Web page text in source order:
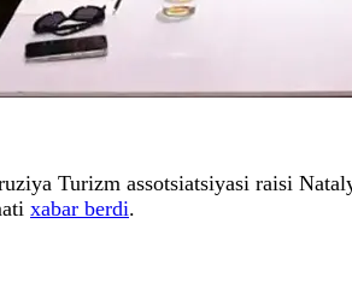
Turizm assotsiatsiyasi raisi
xabar berdi.